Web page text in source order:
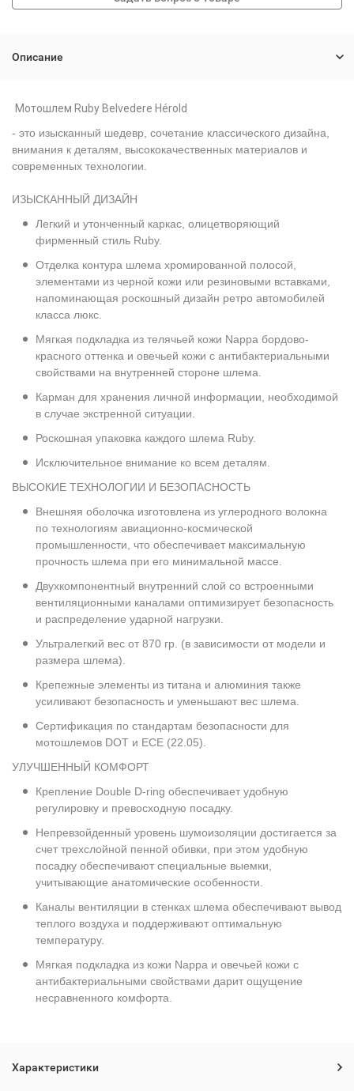
Описание
Мотошлем Ruby Belvedere Hérold
- это изысканный шедевр, сочетание классического дизайна,
внимания к деталям, высококачественных материалов и
современных технологии.
ИЗЫСКАННЫЙ ДИЗАЙН
Легкий и утонченный каркас, олицетворяющий
фирменный стиль Ruby.
Отделка контура шлема хромированной полосой,
элементами из черной кожи или резиновыми вставками,
напоминающая роскошный дизайн ретро автомобилей
класса люкс.
Мягкая подкладка из телячьей кожи Nappa бордово-
красного оттенка и овечьей кожи с антибактериальными
свойствами на внутренней стороне шлема.
Карман для хранения личной информации, необходимой
в случае экстренной ситуации.
Роскошная упаковка каждого шлема Ruby.
Исключительное внимание ко всем деталям.
ВЫСОКИЕ ТЕХНОЛОГИИ И БЕЗОПАСНОСТЬ
Внешняя оболочка изготовлена из углеродного волокна
по технологиям авиационно-космической
промышленности, что обеспечивает максимальную
прочность шлема при его минимальной массе.
Двухкомпонентный внутренний слой со встроенными
вентиляционными каналами оптимизирует безопасность
и распределение ударной нагрузки.
Ультралегкий вес от 870 гр. (в зависимости от модели и
размера шлема).
Крепежные элементы из титана и алюминия также
усиливают безопасность и уменьшают вес шлема.
Сертификация по стандартам безопасности для
мотошлемов DOT и ECE (22.05).
УЛУЧШЕННЫЙ КОМФОРТ
Крепление Double D-ring обеспечивает удобную
регулировку и превосходную посадку.
Непревзойденный уровень шумоизоляции достигается за
счет трехслойной пенной обивки, при этом удобную
посадку обеспечивают специальные выемки,
учитывающие анатомические особенности.
Каналы вентиляции в стенках шлема обеспечивают вывод
теплого воздуха и поддерживают оптимальную
температуру.
Мягкая подкладка из кожи Nappa и овечьей кожи с
антибактериальными свойствами дарит ощущение
несравненного комфорта.
Характеристики